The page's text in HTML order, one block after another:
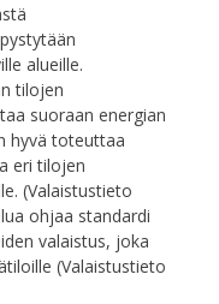
alueille.
tilojen
suoraan energian
hyvä toteuttaa
eri tilojen
(Valaistustieto
ohjaa standardi
valaistus, joka
(Valaistustieto